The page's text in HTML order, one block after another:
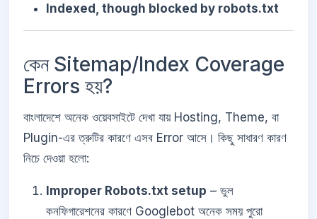
Indexed, though blocked by robots.txt
কেন Sitemap/Index Coverage
Errors হয়?
বাংলাদেশে অনেক ওয়েবসাইটে দেখা যায় Hosting, Theme, বা
Plugin-এর ত্রুটির কারণে এসব Error আসে। কিছু সাধারণ কারণ
নিচে দেওয়া হলো:
Improper Robots.txt setup – ভুল
কনফিগারেশনের কারণে Googlebot অনেক সময় পুরো